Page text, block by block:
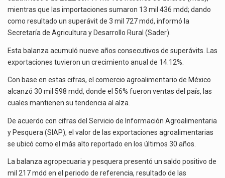
La inversión fija bruta en México registró un aumento de 1.1% interanual en mayo de…
El gobierno de Estados Unidos anunciará un arancel del 15 % sobre los productos fabricados…
El Departamento de Agricultura de Estados Unidos (USDA) suspendió el 5 de agosto de 2026…
mientras que las importaciones sumaron 13 mil 436 mdd; dando
como resultado un superávit de 3 mil 727 mdd, informó la
Secretaría de Agricultura y Desarrollo Rural (Sader).
Esta balanza acumuló nueve años consecutivos de superávits. Las
exportaciones tuvieron un crecimiento anual de 14.12%.
Con base en estas cifras, el comercio agroalimentario de México
alcanzó 30 mil 598 mdd, donde el 56% fueron ventas del país, las
cuales mantienen su tendencia al alza.
De acuerdo con cifras del Servicio de Información Agroalimentaria
y Pesquera (SIAP), el valor de las exportaciones agroalimentarias
se ubicó como el más alto reportado en los últimos 30 años.
La balanza agropecuaria y pesquera presentó un saldo positivo de
mil 217 mdd en el periodo de referencia, resultado de las